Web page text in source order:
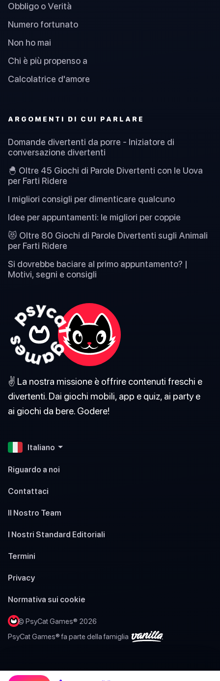
Obbligo o Verità
Numero fortunato
Non ho mai
Chi è più propenso a
Calcolatrice d'amore
ARGOMENTI DI CUI PARLARE
Domande divertenti da porre - Iniziatore di
conversazione divertenti
🐣 Oltre 45 Giochi di Parole Divertenti con le Uova
per Farti Ridere
I migliori consigli per dimenticare qualcuno
Idee per appuntamenti: le migliori per coppie
😻 Oltre 80 Giochi di Parole Divertenti sugli Animali
per Farti Ridere
Si dovrebbe baciare al primo appuntamento? |
Motivi, segni e consigli
✌️ La nostra missione è offrire contenuti freschi e
divertenti. Dai giochi mobili, app e quiz, ai party e
ai giochi da bere. Godere!
Italiano
Riguardo a noi
Contattaci
Il Nostro Team
I Nostri Standard Editoriali
Termini
Privacy
Normativa sui cookie
© PsyCat Games® 2026
PsyCat Games® fa parte della famiglia